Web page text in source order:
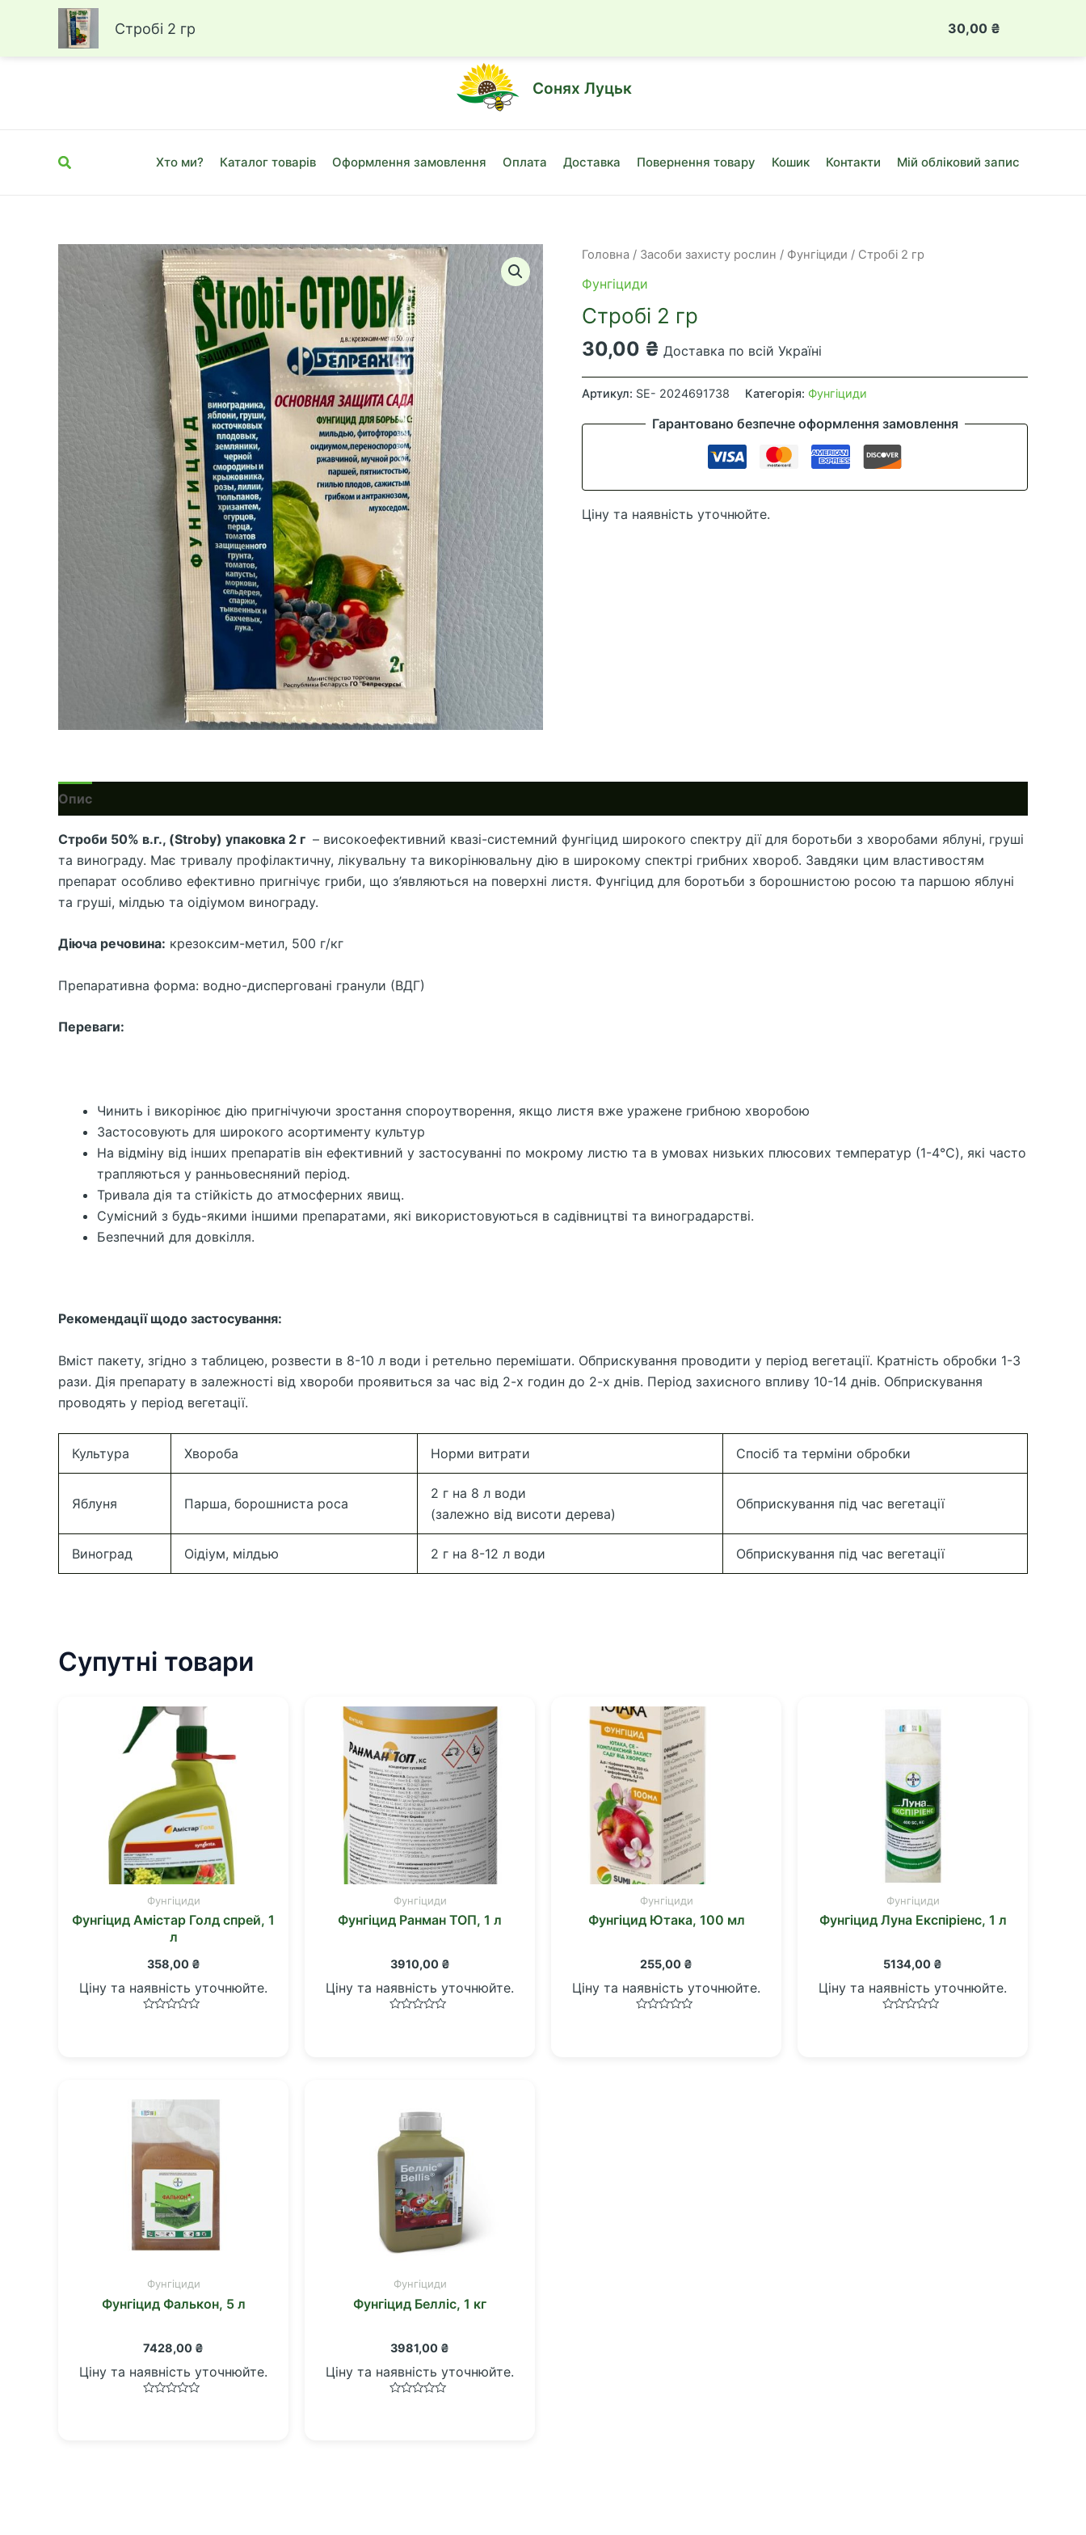
Луцьк, вул. Привокзальна, 10Б
Перейти
Сонях Луцьк
Пошук Хто ми? Каталог товарів Оформлення замовлення Оплата Доставка Повернення товару Кошик Контакти Мій обліковий запис
Головна / Засоби захисту рослин / Фунгіциди / Стробі 2 гр
Фунгіциди
Стробі 2 гр
30,00 ₴ Доставка по всій Україні
Стробі
2
Артикул: SE- 2024691738 Категорія: Фунгіциди
Гарантовано безпечне оформлення замовлення
Ціну та наявність уточнюйте.
Опис
Строби 50% в.г., (Stroby) упаковка 2 г – високоефективний квазі-системний фунгіцид широкого спектру дії для боротьби з хворобами яблуні, груші
та винограду. Має тривалу профілактичну, лікувальну та викорінювальну дію в широкому спектрі грибних хвороб. Завдяки цим властивостям
препарат особливо ефективно пригнічує гриби, що з’являються на поверхні листя. Фунгіцид для боротьби з борошнистою росою та паршою яблуні
та груші, мілдью та оідіумом винограду.
Діюча речовина: крезоксим-метил, 500 г/кг
Препаративна форма: водно-дисперговані гранули (ВДГ)
Переваги:
Чинить і викорінює дію пригнічуючи зростання спороутворення, якщо листя вже уражене грибною хворобою
Застосовують для широкого асортименту культур
На відміну від інших препаратів він ефективний у застосуванні по мокрому листю та в умовах низьких плюсових температур (1-4°C), які часто
трапляються у ранньовесняний період.
Тривала дія та стійкість до атмосферних явищ.
Сумісний з будь-якими іншими препаратами, які використовуються в садівництві та виноградарстві.
Безпечний для довкілля.
Рекомендації щодо застосування:
Вміст пакету, згідно з таблицею, розвести в 8-10 л води і ретельно перемішати. Обприскування проводити у період вегетації. Кратність обробки 1-3
рази. Дія препарату в залежності від хвороби проявиться за час від 2-х годин до 2-х днів. Період захисного впливу 10-14 днів. Обприскування
проводять у період вегетації.
Культура Хвороба Норми витрати Спосіб та терміни обробки
Яблуня Парша, борошниста роса
2 г на 8 л води
(залежно від висоти дерева)
Обприскування під час вегетації
Виноград Оідіум, мілдью 2 г на 8-12 л води Обприскування під час вегетації
Супутні товари
Фунгіциди
Фунгіцид Амістар Голд спрей, 1
л
358,00 ₴
Ціну та наявність уточнюйте.
Фунгіциди
Фунгіцид Ранман ТОП, 1 л
3910,00 ₴
Ціну та наявність уточнюйте.
Фунгіциди
Фунгіцид Ютака, 100 мл
255,00 ₴
Ціну та наявність уточнюйте.
Фунгіциди
Фунгіцид Луна Експіріенс, 1 л
5134,00 ₴
Ціну та наявність уточнюйте.
Фунгіциди
Фунгіцид Фалькон, 5 л
7428,00 ₴
Ціну та наявність уточнюйте.
Фунгіциди
Фунгіцид Белліс, 1 кг
3981,00 ₴
Ціну та наявність уточнюйте.
Стробі 2 гр 30,00 ₴
2